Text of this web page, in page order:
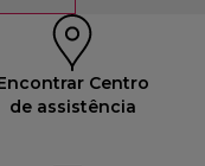
Centro
de assistência